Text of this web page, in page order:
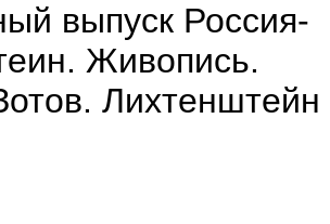
выпуск Россия-
Живопись.
Лихтенштейн